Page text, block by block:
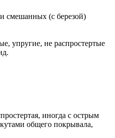
смешанных (с березой)
упругие, не распростертые
иногда с острым
общего покрывала,